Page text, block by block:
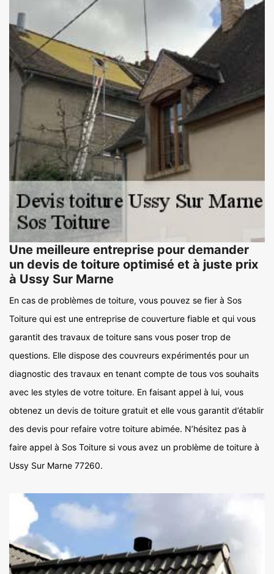
Une meilleure entreprise pour demander
un devis de toiture optimisé et à juste prix
à Ussy Sur Marne
En cas de problèmes de toiture, vous pouvez se fier à Sos
Toiture qui est une entreprise de couverture fiable et qui vous
garantit des travaux de toiture sans vous poser trop de
questions. Elle dispose des couvreurs expérimentés pour un
diagnostic des travaux en tenant compte de tous vos souhaits
avec les styles de votre toiture. En faisant appel à lui, vous
obtenez un devis de toiture gratuit et elle vous garantit d’établir
des devis pour refaire votre toiture abimée. N’hésitez pas à
faire appel à Sos Toiture si vous avez un problème de toiture à
Ussy Sur Marne 77260.